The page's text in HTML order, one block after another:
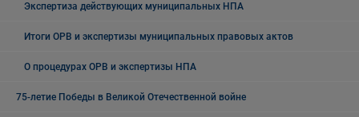
Экспертиза действующих муниципальных НПА
Итоги ОРВ и экспертизы муниципальных правовых актов
О процедурах ОРВ и экспертизы НПА
75-летие Победы в Великой Отечественной войне